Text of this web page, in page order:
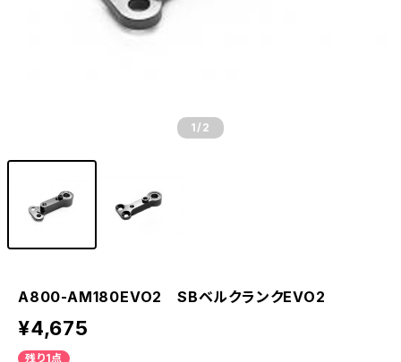
1 /2
A800-AM180EVO2 SBベルクランクEVO2
¥4,675
残り1点